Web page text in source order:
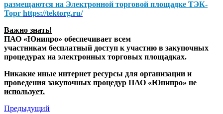
размещаются на Электронной торговой площадке ТЭК-
Торг https://tektorg.ru/
Важно знать!
ПАО «Юнипро» обеспечивает всем
участникам бесплатный доступ к участию в закупочных
процедурах на электронных торговых площадках.
Никакие иные интернет ресурсы для организации и
проведения закупочных процедур ПАО «Юнипро» не
использует.
Предыдущий